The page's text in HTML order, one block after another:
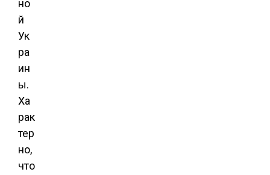
но
й
Ук
ра
ин
ы.
Ха
рак
тер
но,
что